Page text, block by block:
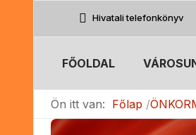
Hivatali telefonkönyv
FŐOLDAL
Ön itt van: Főlap